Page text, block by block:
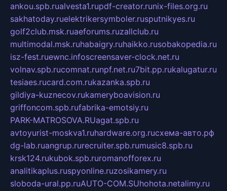
ankou.spb.rualvesta1.rupdf-creator.runix-files.org.ru
sakhatoday.ruelektrikersymboler.rusputnikyes.ru
golf2club.msk.ruaeforums.ruzallclub.ru
multimodal.msk.ruhabaigry.ruhaikko.rusobakopedia.ru
isz-fest.ruewnc.infoscreensaver-clock.net.ru
volnav.spb.rucomnat.runpf.net.ru7bit.pp.rukalugatur.ru
tesiaes.rucard.com.rukazanka.spb.ru
gildiya-kuznecov.rukameryboavision.ru
griffoncom.spb.rufabrika-emotsiy.ru
PARK-MATROSOVA.RUagat.spb.ru
avtoyurist-moskva1.ruhardware.org.ruсхема-авто.рф
dg-lab.ruangrup.rurecruiter.spb.rumusic8.spb.ru
krsk124.rukubok.spb.ruromanofforex.ru
analitikaplus.ruspyonline.ruzosikamery.ru
sloboda-ural.pp.ruAUTO-COM.SUhohota.netalimy.ru